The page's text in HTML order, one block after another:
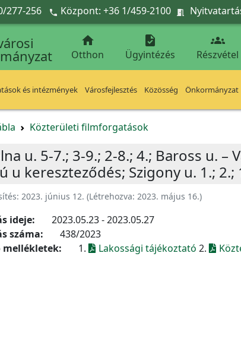
277-256  Központ: +36 1/459-2100 

Otthon

Ügyintézés

Részvétel
és intézmények Városfejlesztés Közösség Önkormányzat
Közterületi filmforgatások
u. 5-7.; 3-9.; 2-8.; 4.; Baross u. –
u kereszteződés; Szigony u. 1.; 2.;
2023. június 12. (Létrehozva: 2023. május 16.)
ideje:
2023.05.23 - 2023.05.27
száma:
438/2023
mellékletek:
1. Lakossági tájékoztató 2.